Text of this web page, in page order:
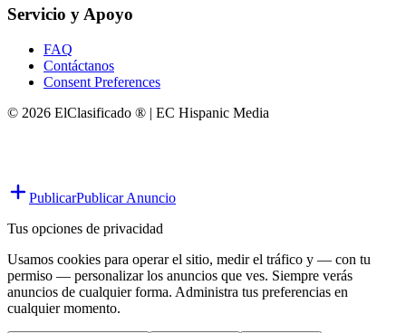
Servicio y Apoyo
FAQ
Contáctanos
Consent Preferences
© 2026 ElClasificado ® | EC Hispanic Media
PublicarPublicar Anuncio
Tus opciones de privacidad
Usamos cookies para operar el sitio, medir el tráfico y — con tu
permiso — personalizar los anuncios que ves. Siempre verás
anuncios de cualquier forma. Administra tus preferencias en
cualquier momento.